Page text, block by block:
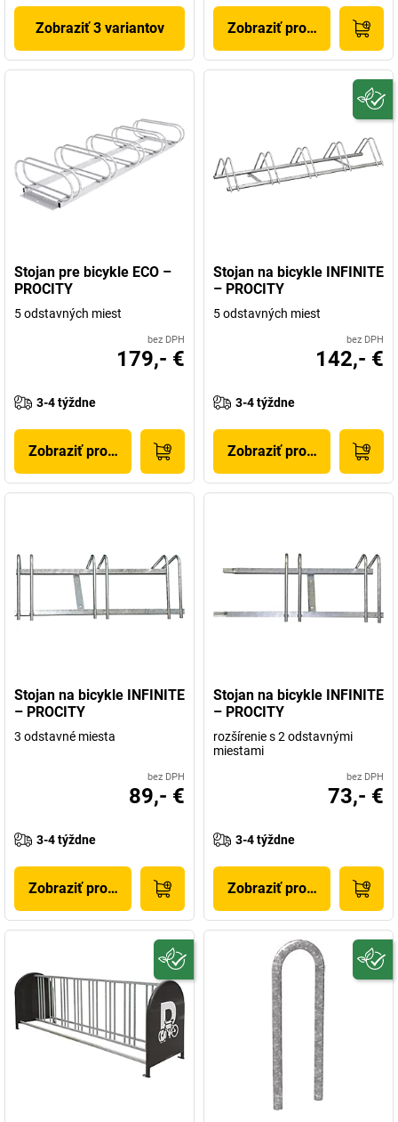
Zobraziť 3 variantov Zobraziť produkt
Stojan pre bicykle ECO –
PROCITY
5 odstavných miest
bez DPH
179,- €
3-4 týždne
Zobraziť produkt
Stojan na bicykle INFINITE
– PROCITY
5 odstavných miest
bez DPH
142,- €
3-4 týždne
Zobraziť produkt
Stojan na bicykle INFINITE
– PROCITY
3 odstavné miesta
bez DPH
89,- €
3-4 týždne
Zobraziť produkt
Stojan na bicykle INFINITE
– PROCITY
rozšírenie s 2 odstavnými
miestami
bez DPH
73,- €
3-4 týždne
Zobraziť produkt